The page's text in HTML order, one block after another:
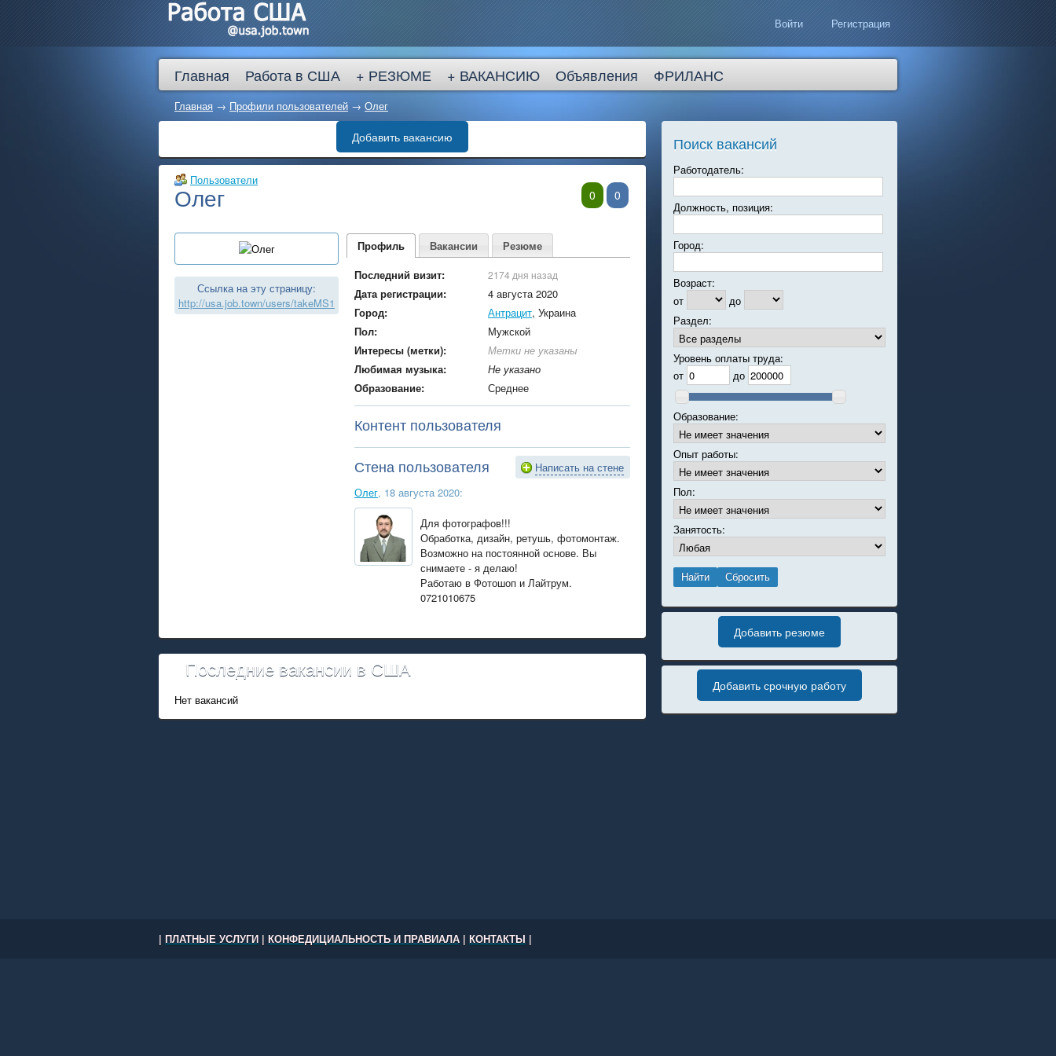
Войти Регистрация
Главная Работа в США + РЕЗЮМЕ + ВАКАНСИЮ Объявления ФРИЛАНС
Главная → Профили пользователей → Олег
Добавить вакансию
0 0
Пользователи
Олег
Ссылка на эту страницу:
http://usa.job.town/users/takeMS1
Профиль Вакансии
Резюме
Последний визит:
2174 дня назад
Дата регистрации:
4 августа 2020
Город:
Антрацит, Украина
Пол:
Мужской
Интересы (метки):
Метки не указаны
Любимая музыка:
Не указано
Образование:
Среднее
Контент пользователя
Стена пользователя
Написать на стене
Олег, 18 августа 2020:
Для фотографов!!!
Обработка, дизайн, ретушь, фотомонтаж.
Возможно на постоянной основе. Вы
снимаете - я делаю!
Работаю в Фотошоп и Лайтрум.
0721010675
Последние вакансии в США
Нет вакансий
Поиск вакансий
Работодатель:
Должность, позиция:
Город:
Возраст:
от
до
Раздел:
Уровень оплаты труда:
от
до
Образование:
Опыт работы:
Пол:
Занятость:
Добавить резюме
Добавить срочную работу
| ПЛАТНЫЕ УСЛУГИ | КОНФЕДИЦИАЛЬНОСТЬ И ПРАВИАЛА | КОНТАКТЫ |